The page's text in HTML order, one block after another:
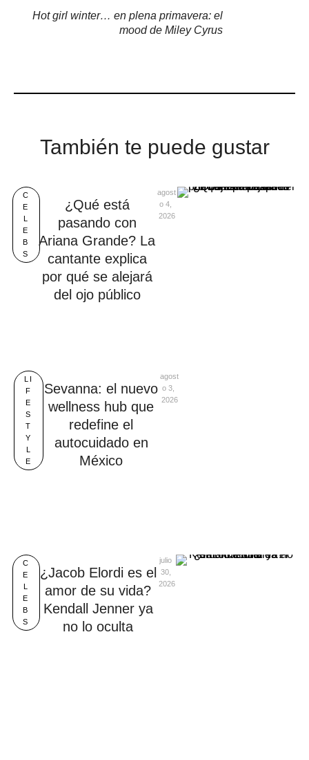
Hot girl winter… en plena primavera: el
mood de Miley Cyrus
También te puede gustar
C
E
L
E
B
S
¿Qué está
pasando con
Ariana Grande? La
cantante explica
por qué se alejará
del ojo público
agost
o 4,
2026
F
E
S
T
Y
E
Sevanna: el nuevo
wellness hub que
redefine el
autocuidado en
México
agost
o 3,
2026
C
E
L
E
B
S
¿Jacob Elordi es el
amor de su vida?
Kendall Jenner ya
no lo oculta
julio
30,
2026